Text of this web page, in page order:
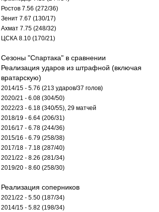
Ростов 7.56 (272/36)
Зенит 7.67 (130/17)
Ахмат 7.75 (248/32)
ЦСКА 8.10 (170/21)
Сезоны "Спартака" в сравнении
Реализация ударов из штрафной (включая
вратарскую)
2014/15 - 5.76 (213 ударов/37 голов)
2020/21 - 6.08 (304/50)
2022/23 - 6.18 (340/55), 29 матчей
2018/19 - 6.64 (206/31)
2016/17 - 6.78 (244/36)
2015/16 - 6.79 (258/38)
2017/18 - 7.18 (287/40)
2021/22 - 8.26 (281/34)
2019/20 - 8.60 (258/30)
Реализация соперников
2021/22 - 5.50 (187/34)
2014/15 - 5.82 (198/34)